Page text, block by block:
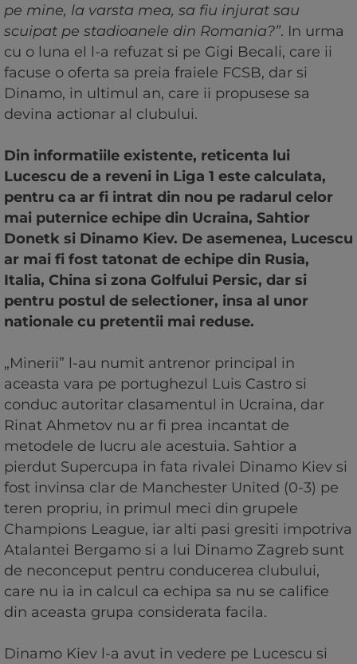
pe mine, la varsta mea, sa fiu injurat sau
scuipat pe stadioanele din Romania?”. In urma
cu o luna el l-a refuzat si pe Gigi Becali, care ii
facuse o oferta sa preia fraiele FCSB, dar si
Dinamo, in ultimul an, care ii propusese sa
devina actionar al clubului.
Din informatiile existente, reticenta lui
Lucescu de a reveni in Liga 1 este calculata,
pentru ca ar fi intrat din nou pe radarul celor
mai puternice echipe din Ucraina, Sahtior
Donetk si Dinamo Kiev. De asemenea, Lucescu
ar mai fi fost tatonat de echipe din Rusia,
Italia, China si zona Golfului Persic, dar si
pentru postul de selectioner, insa al unor
nationale cu pretentii mai reduse.
„Minerii” l-au numit antrenor principal in
aceasta vara pe portughezul Luis Castro si
conduc autoritar clasamentul in Ucraina, dar
Rinat Ahmetov nu ar fi prea incantat de
metodele de lucru ale acestuia. Sahtior a
pierdut Supercupa in fata rivalei Dinamo Kiev si
fost invinsa clar de Manchester United (0-3) pe
teren propriu, in primul meci din grupele
Champions League, iar alti pasi gresiti impotriva
Atalantei Bergamo si a lui Dinamo Zagreb sunt
de neconceput pentru conducerea clubului,
care nu ia in calcul ca echipa sa nu se califice
din aceasta grupa considerata facila.
Dinamo Kiev l-a avut in vedere pe Lucescu si